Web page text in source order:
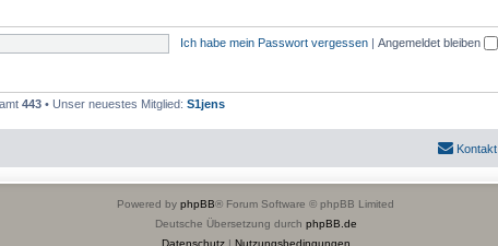
Ich habe mein Passwort vergessen | Angemeldet bleiben
443 • Unser neuestes Mitglied: S1jens
Kontakt
Powered by phpBB® Forum Software © phpBB Limited
Deutsche Übersetzung durch phpBB.de
Datenschutz| Nutzungsbedingungen